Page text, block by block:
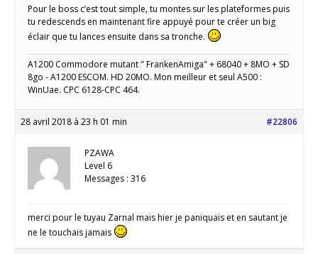
Pour le boss c’est tout simple, tu montes sur les plateformes puis
tu redescends en maintenant fire appuyé pour te créer un big
éclair que tu lances ensuite dans sa tronche.
A1200 Commodore mutant " FrankenAmiga" + 68040 + 8MO + SD
8go - A1200 ESCOM. HD 20MO. Mon meilleur et seul A500 :
WinUae. CPC 6128-CPC 464.
28 avril 2018 à 23 h 01 min #22806
PZAWA
Level 6
Messages : 316
merci pour le tuyau Zarnal mais hier je paniquais et en sautant je
ne le touchais jamais